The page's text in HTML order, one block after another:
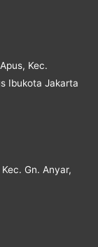
Kec.
Ibukota Jakarta
Gn. Anyar,